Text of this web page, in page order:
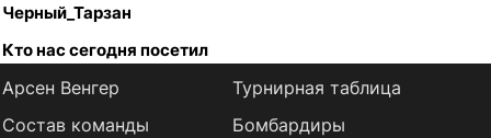
Черный_Тарзан
Кто нас сегодня посетил
Арсен Венгер
Состав команды
Турнирная таблица
Бомбардиры